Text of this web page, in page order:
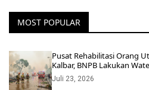
MOST POPULAR
Pusat Rehabilitasi Orang
Kalbar, BNPB Lakukan
Juli 23, 2026